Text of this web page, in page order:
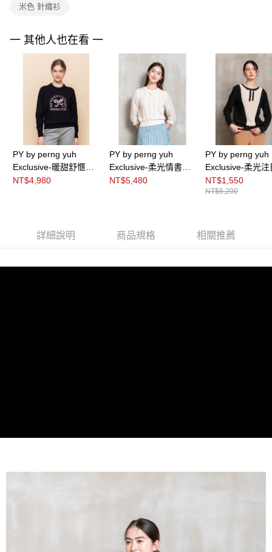
https://aftee.tw/terms/#terms3
任。
時審查核予不同之上限額度；若仍有額度不足之情形，本公司將視審查結果
請求用戶進行身份認證。
５．嚴禁一人註冊多個帳號或使用他人資訊註冊。若發現惡意使用之情形，
恩沛科技股份有限公司將有權停止該用戶之使用額度並採取法律行動。
米色 針織衫
一 其他人也在看 一
PY by perng yuh
Exclusive-暖甜舒愜緹
花珠飾針織衫
NT$4,980
PY by perng yuh
Exclusive-柔光情書拼
接袖針織衫
NT$5,480
PY by perng yuh
Exclusive-柔光注
型配色蔥紗嵌織
NT$1,550
NT$6,200
詳細說明 商品規格 相關推薦